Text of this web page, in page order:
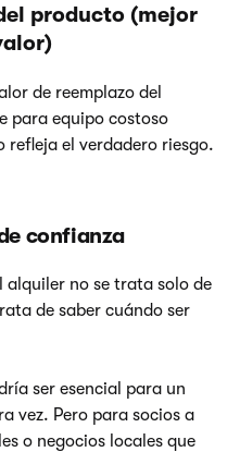
producto (mejor
de reemplazo del
para equipo costoso
refleja el verdadero riesgo.
confianza
alquiler no se trata solo de
de saber cuándo ser
ser esencial para un
vez. Pero para socios a
o negocios locales que